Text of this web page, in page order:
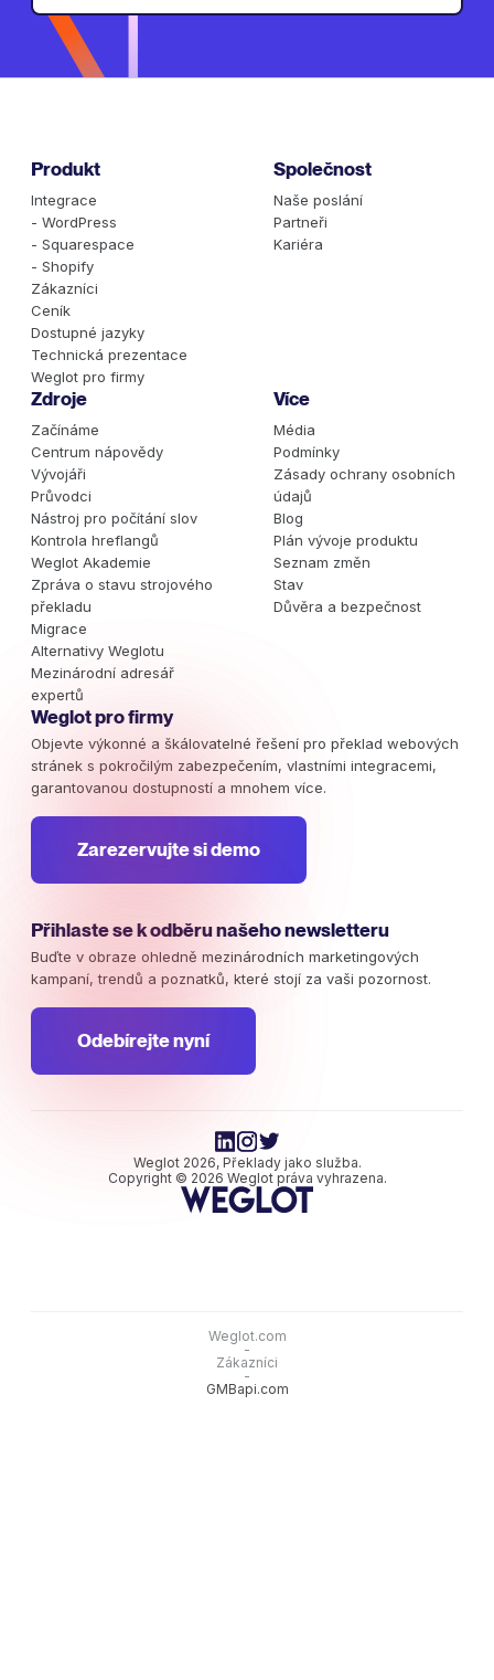
Produkt
Integrace
- WordPress
- Squarespace
- Shopify
Zákazníci
Ceník
Dostupné jazyky
Technická prezentace
Weglot pro firmy
Společnost
Naše poslání
Partneři
Kariéra
Zdroje
Začínáme
Centrum nápovědy
Vývojáři
Průvodci
Nástroj pro počítání slov
Kontrola hreflangů
Weglot Akademie
Zpráva o stavu strojového
překladu
Migrace
Alternativy Weglotu
Mezinárodní adresář
expertů
Více
Média
Podmínky
Zásady ochrany osobních
údajů
Blog
Plán vývoje produktu
Seznam změn
Stav
Důvěra a bezpečnost
Weglot pro firmy
Objevte výkonné a škálovatelné řešení pro překlad webových
stránek s pokročilým zabezpečením, vlastními integracemi,
garantovanou dostupností a mnohem více.
Zarezervujte si demo
Přihlaste se k odběru našeho newsletteru
Buďte v obraze ohledně mezinárodních marketingových
kampaní, trendů a poznatků, které stojí za vaši pozornost.
Odebírejte nyní
Weglot 2026, Překlady jako služba.
Copyright © 2026 Weglot práva vyhrazena.
Weglot.com
-
Zákazníci
-
GMBapi.com